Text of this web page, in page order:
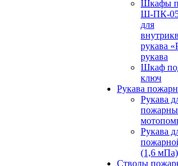
Шкафы
Ш-ПК-
для
рукава
рукава
Шкаф
ключ
Рукава
Рукава
Рукава
(1,6 мПа)
Стволы